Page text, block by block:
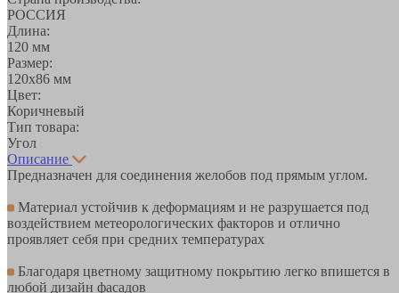
РОССИЯ
Длина:
120 мм
Размер:
120х86 мм
Цвет:
Коричневый
Тип товара:
Угол
Описание
Предназначен для соединения желобов под прямым углом.
Материал устойчив к деформациям и не разрушается под
воздействием метеорологических факторов и отлично
проявляет себя при средних температурах
Благодаря цветному защитному покрытию легко впишется в
любой дизайн фасадов